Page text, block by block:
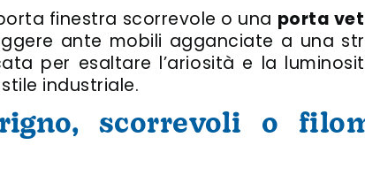
finestra scorrevole o una porta
ante mobili agganciate a una
per esaltare l’ariosità e la
industriale.
scorrevoli o